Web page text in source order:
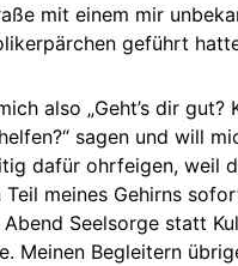
mit einem mir
geführt
also „Geht’s dir gut?
sagen und will
dafür ohrfeigen, weil
Teil meines Gehirns
Seelsorge statt
Meinen Begleitern